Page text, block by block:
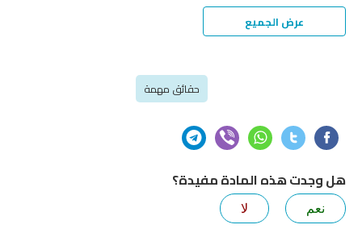
عرض الجميع
حقائق مهمة
هل وجدت هذه المادة مفيدة؟
نعم لا